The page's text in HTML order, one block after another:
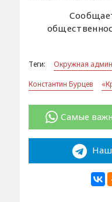
Теги: Окружная
Константин Бурцев
Самые
Наш